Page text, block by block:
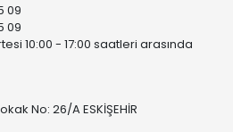
09
09
10:00 - 17:00 saatleri arasında
No: 26/A ESKİŞEHİR